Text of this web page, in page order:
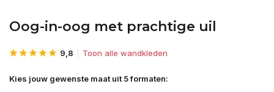
Oog-in-oog met prachtige uil
9,8 Toon alle wandkleden
Kies jouw gewenste maat uit 5 formaten: